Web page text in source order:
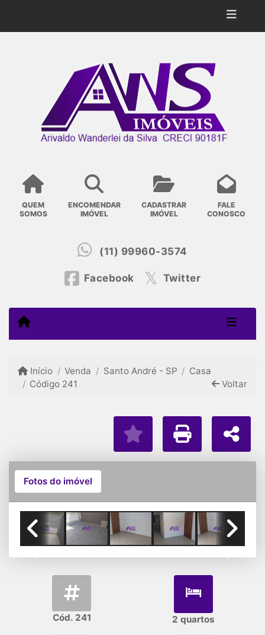
QUEM
SOMOS
ENCOMENDAR
IMÓVEL
CADASTRAR
IMÓVEL
FALE
CONOSCO
(11) 99960-3574
Facebook Twitter
Início Venda Santo André - SP
Casa
Código 241
Voltar
Fotos do imóvel
Cód. 241 2 quartos